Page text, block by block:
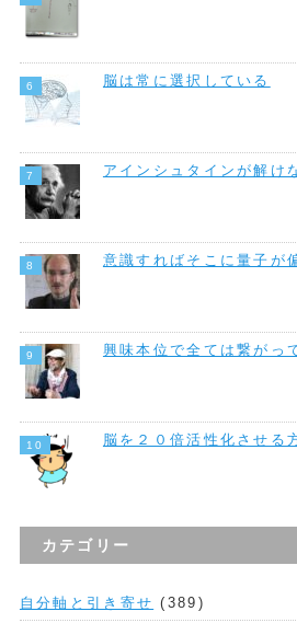
脳は常に選択している
アインシュタインが解け
意識すればそこに量子が
興味本位で全ては繋がっ
脳を２０倍活性化させる
カテゴリー
自分軸と引き寄せ (389)